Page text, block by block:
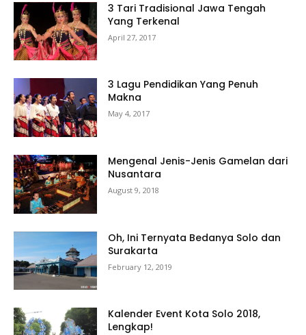
3 Tari Tradisional Jawa Tengah
Yang Terkenal
April 27, 2017
3 Lagu Pendidikan Yang Penuh
Makna
May 4, 2017
Mengenal Jenis-Jenis Gamelan dari
Nusantara
August 9, 2018
Oh, Ini Ternyata Bedanya Solo dan
Surakarta
February 12, 2019
Kalender Event Kota Solo 2018,
Lengkap!